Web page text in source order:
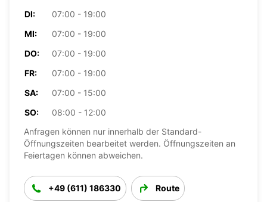
DI:
07:00 - 19:00
MI:
07:00 - 19:00
DO:
07:00 - 19:00
FR:
07:00 - 19:00
SA:
07:00 - 15:00
SO:
08:00 - 12:00
Anfragen können nur innerhalb der Standard-
Öffnungszeiten bearbeitet werden. Öffnungszeiten an
Feiertagen können abweichen.
+49 (611) 186330 Route